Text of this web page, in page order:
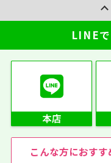
LINE
こんな方におすす